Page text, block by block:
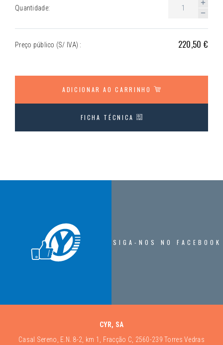
Quantidade:
Preço público (S/ IVA) : 220,50 €
ADICIONAR AO CARRINHO
FICHA TÉCNICA
SIGA-NOS NO FACEBOOK
CYR, SA
Casal Sereno, E.N. 8-2, km 1, Fracção C, 2560-239 Torres Vedras